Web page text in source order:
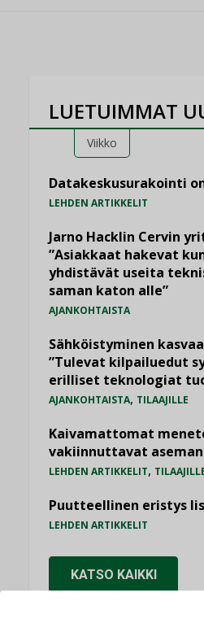
LUETUIMMAT
Viikko
Datakeskusurakointi
LEHDEN ARTIKKELIT
Jarno Hacklin Cervin
”Asiakkaat hakevat
yhdistävät useita
saman katon alle”
AJANKOHTAISTA
Sähköistyminen
”Tulevat kilpailuedut
erilliset teknologiat
AJANKOHTAISTA, TILAAJILLE
Kaivamattomat
vakiinnuttavat
LEHDEN ARTIKKELIT,
Puutteellinen eristys
LEHDEN ARTIKKELIT
KATSO KAIKKI